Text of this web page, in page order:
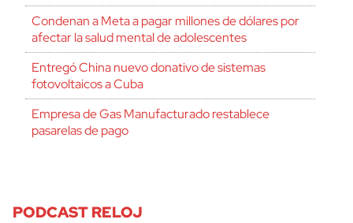
Condenan a Meta a pagar millones de dólares por
afectar la salud mental de adolescentes
Entregó China nuevo donativo de sistemas
fotovoltaicos a Cuba
Empresa de Gas Manufacturado restablece
pasarelas de pago
PODCAST RELOJ